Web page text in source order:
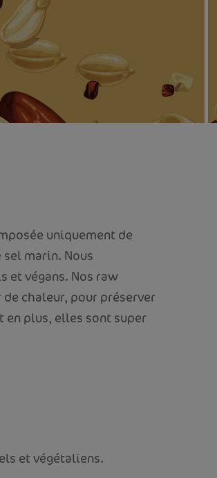
uniquement de
marin. Nous
et végans. Nos raw
chaleur, pour préserver
plus, elles sont super
et végétaliens.